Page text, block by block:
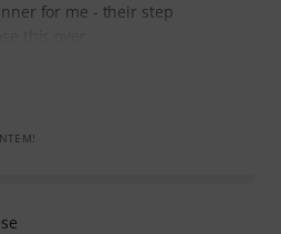
for me - their step